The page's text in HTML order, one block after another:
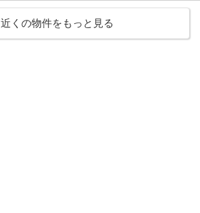
近くの物件をもっと見る